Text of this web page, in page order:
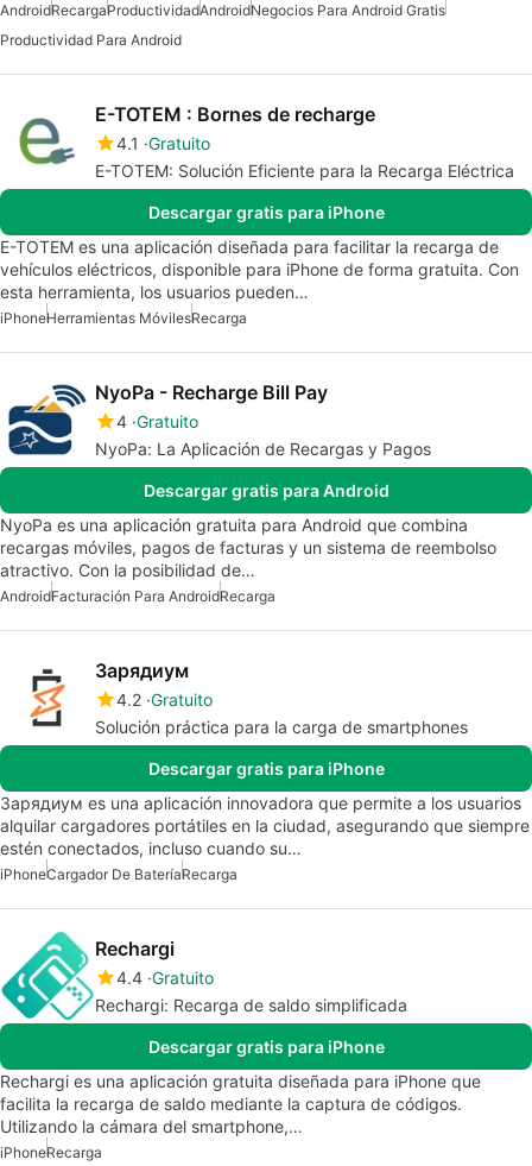
AndroidRecargaProductividadAndroidNegocios Para Android Gratis
Productividad Para Android
E-TOTEM : Bornes de recharge
4.1 Gratuito
E-TOTEM: Solución Eficiente para la Recarga Eléctrica
Descargar gratis para iPhone
E-TOTEM es una aplicación diseñada para facilitar la recarga de
vehículos eléctricos, disponible para iPhone de forma gratuita. Con
esta herramienta, los usuarios pueden…
iPhoneHerramientas MóvilesRecarga
NyoPa - Recharge Bill Pay
4 Gratuito
NyoPa: La Aplicación de Recargas y Pagos
Descargar gratis para Android
NyoPa es una aplicación gratuita para Android que combina
recargas móviles, pagos de facturas y un sistema de reembolso
atractivo. Con la posibilidad de…
AndroidFacturación Para AndroidRecarga
Зарядиум
4.2 Gratuito
Solución práctica para la carga de smartphones
Descargar gratis para iPhone
Зарядиум es una aplicación innovadora que permite a los usuarios
alquilar cargadores portátiles en la ciudad, asegurando que siempre
estén conectados, incluso cuando su…
iPhoneCargador De BateríaRecarga
Rechargi
4.4 Gratuito
Rechargi: Recarga de saldo simplificada
Descargar gratis para iPhone
Rechargi es una aplicación gratuita diseñada para iPhone que
facilita la recarga de saldo mediante la captura de códigos.
Utilizando la cámara del smartphone,…
iPhoneRecarga